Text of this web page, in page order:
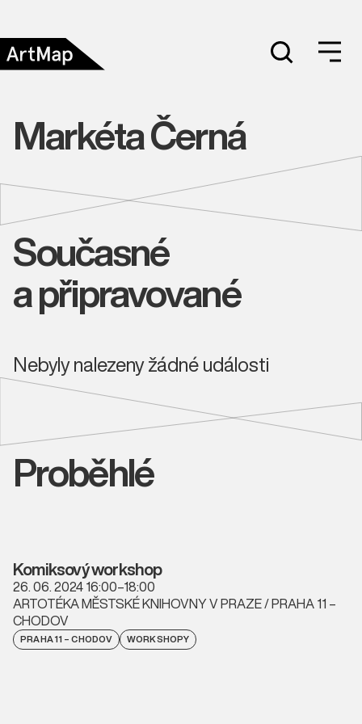
Markéta Černá
Současné
a připravované
Nebyly nalezeny žádné události
Proběhlé
Komiksový workshop
26. 06. 2024 16:00–18:00
ARTOTÉKA MĚSTSKÉ KNIHOVNY V PRAZE / PRAHA 11 –
CHODOV
PRAHA 11 – CHODOV WORKSHOPY